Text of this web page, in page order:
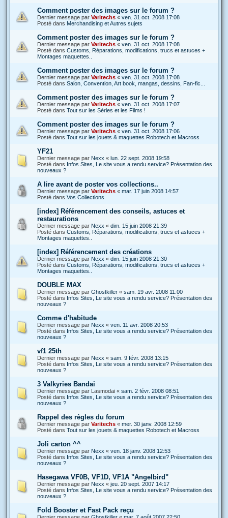
Comment poster des images sur le forum ?
Dernier message par Varitechs « ven. 31 oct. 2008 17:08
Posté dans Merchandising et Autres sujets
Comment poster des images sur le forum ?
Dernier message par Varitechs « ven. 31 oct. 2008 17:08
Posté dans Customs, Réparations, modifications, trucs et astuces +
Montages maquettes..
Comment poster des images sur le forum ?
Dernier message par Varitechs « ven. 31 oct. 2008 17:08
Posté dans Salon, Convention, Art book, mangas, dessins, Fan-fic...
Comment poster des images sur le forum ?
Dernier message par Varitechs « ven. 31 oct. 2008 17:07
Posté dans Tout sur les Séries et les Films !
Comment poster des images sur le forum ?
Dernier message par Varitechs « ven. 31 oct. 2008 17:06
Posté dans Tout sur les jouets & maquettes Robotech et Macross
YF21
Dernier message par Nexx « lun. 22 sept. 2008 19:58
Posté dans Infos Sites, Le site vous a rendu service? Présentation des
nouveaux ?
A lire avant de poster vos collections..
Dernier message par Varitechs « mar. 17 juin 2008 14:57
Posté dans Vos Collections
[index] Référencement des conseils, astuces et
restaurations
Dernier message par Nexx « dim. 15 juin 2008 21:39
Posté dans Customs, Réparations, modifications, trucs et astuces +
Montages maquettes..
[index] Référencement des créations
Dernier message par Nexx « dim. 15 juin 2008 21:30
Posté dans Customs, Réparations, modifications, trucs et astuces +
Montages maquettes..
DOUBLE MAX
Dernier message par Ghostkiller « sam. 19 avr. 2008 11:00
Posté dans Infos Sites, Le site vous a rendu service? Présentation des
nouveaux ?
Comme d'habitude
Dernier message par Nexx « ven. 11 avr. 2008 20:53
Posté dans Infos Sites, Le site vous a rendu service? Présentation des
nouveaux ?
vf1 25th
Dernier message par Nexx « sam. 9 févr. 2008 13:15
Posté dans Infos Sites, Le site vous a rendu service? Présentation des
nouveaux ?
3 Valkyries Bandai
Dernier message par Lasmodai « sam. 2 févr. 2008 08:51
Posté dans Infos Sites, Le site vous a rendu service? Présentation des
nouveaux ?
Rappel des règles du forum
Dernier message par Varitechs « mer. 30 janv. 2008 12:59
Posté dans Tout sur les jouets & maquettes Robotech et Macross
Joli carton ^^
Dernier message par Nexx « ven. 18 janv. 2008 12:53
Posté dans Infos Sites, Le site vous a rendu service? Présentation des
nouveaux ?
Hasegawa VF0B, VF1D, VF1A "Angelbird"
Dernier message par Nexx « jeu. 20 sept. 2007 14:17
Posté dans Infos Sites, Le site vous a rendu service? Présentation des
nouveaux ?
Fold Booster et Fast Pack reçu
Dernier message par Ghostkiller « mar. 7 août 2007 22:50